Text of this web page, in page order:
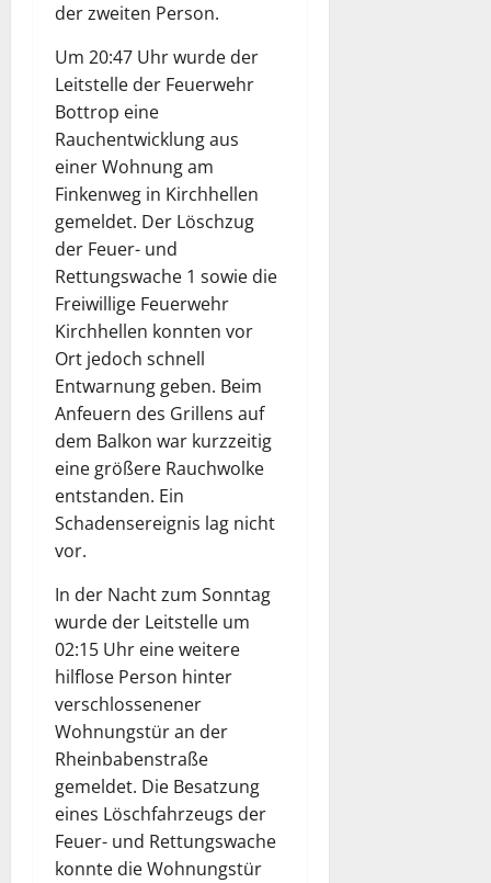
der zweiten Person.
Um 20:47 Uhr wurde der
Leitstelle der Feuerwehr
Bottrop eine
Rauchentwicklung aus
einer Wohnung am
Finkenweg in Kirchhellen
gemeldet. Der Löschzug
der Feuer- und
Rettungswache 1 sowie die
Freiwillige Feuerwehr
Kirchhellen konnten vor
Ort jedoch schnell
Entwarnung geben. Beim
Anfeuern des Grillens auf
dem Balkon war kurzzeitig
eine größere Rauchwolke
entstanden. Ein
Schadensereignis lag nicht
vor.
In der Nacht zum Sonntag
wurde der Leitstelle um
02:15 Uhr eine weitere
hilflose Person hinter
verschlossenener
Wohnungstür an der
Rheinbabenstraße
gemeldet. Die Besatzung
eines Löschfahrzeugs der
Feuer- und Rettungswache
konnte die Wohnungstür